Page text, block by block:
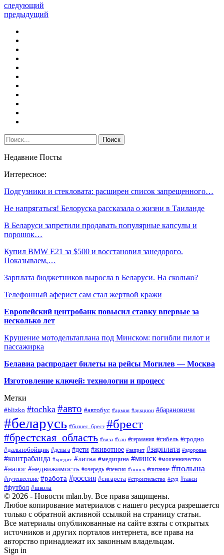
следующий
предыдущий
Недавние Посты
Интересное:
Подгузники и стекловата: расширен список запрещенного…
Не напрягаться! Белоруска рассказала о жизни в Таиланде
В Беларуси запретили продавать популярные капсулы и
порошок…
Купил BMW E21 за $500 и восстановил занедорого.
Показываем,…
Зарплата бюджетников выросла в Беларуси. На сколько?
Телефонный аферист сам стал жертвой кражи
Европейский центробанк повысил ставку впервые за
несколько лет
Крушение мотодельтаплана под Минском: погибли пилот и
пассажирка
Белавиа распродает билеты на рейсы Могилев — Москва
Изготовление ключей: технологии и процесс
Метки
#blizko #tochka #авто #автобус #армия #аукцион #барановичи
#беларусь #бизнес_брест #брест
#брестская_область #виза #гаи #германия #гибель #гродно
#дальнобойщик #деньга #дети #животное #запрет #зарплата #здоровье
#контрабанда #кредит #литва #медицина #минск #мошенничество
#налог #недвижимость #очередь #пенсия #пинск #питание #польша
#путешествие #работа #россия #сигарета #строительство #суд #такси
#футбол #школа
© 2026 - Новости mlan.by. Все права защищены.
Любое копирование материалов с нашего ресурса разрешается
только с обратной активной ссылкой на страницу статьи.
Все материалы опубликованные на сайте взяты с открытых
источников и других порталов интернета, все права на
авторство принадлежат их законным владельцам.
Sign in